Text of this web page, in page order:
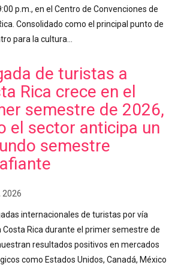
p.m., en el Centro de Convenciones de
Consolidado como el principal punto de
para la cultura…
de turistas a
Rica crece en el
semestre de 2026,
el sector anticipa un
semestre
2026
internacionales de turistas por vía
Costa Rica durante el primer semestre de
resultados positivos en mercados
como Estados Unidos, Canadá, México